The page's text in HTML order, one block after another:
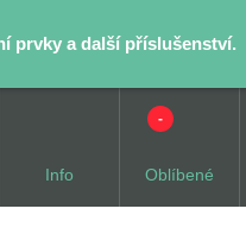
prvky a další příslušenství.
Info Oblíbené
-